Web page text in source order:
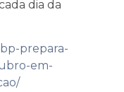
dia da
prepara-
em-